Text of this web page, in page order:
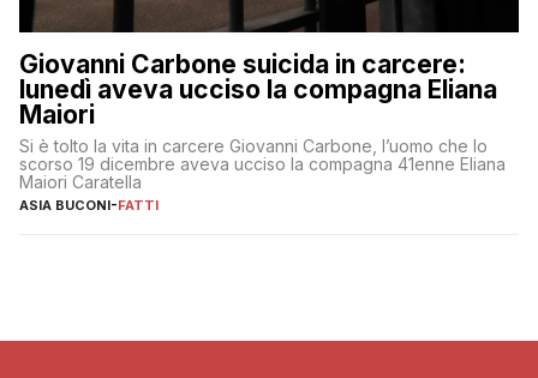
Giovanni Carbone suicida in carcere:
lunedì aveva ucciso la compagna Eliana
Maiori
Si è tolto la vita in carcere Giovanni Carbone, l’uomo che lo
scorso 19 dicembre aveva ucciso la compagna 41enne Eliana
Maiori Caratella
ASIA BUCONI-FATTI